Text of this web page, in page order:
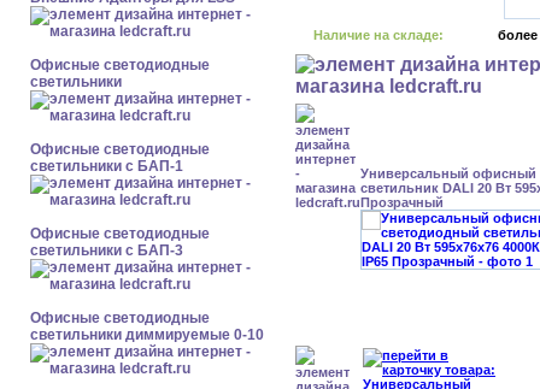
Офисные светодиодные
светильники
Офисные светодиодные
светильники с БАП-1
Офисные светодиодные
светильники с БАП-3
Офисные светодиодные
светильники диммируемые 0-10
Наличие на складе: более
Универсальный офисный
светильник DALI 20 Вт
Прозрачный